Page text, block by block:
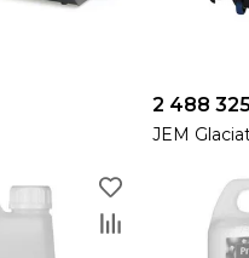
2 488
JEM